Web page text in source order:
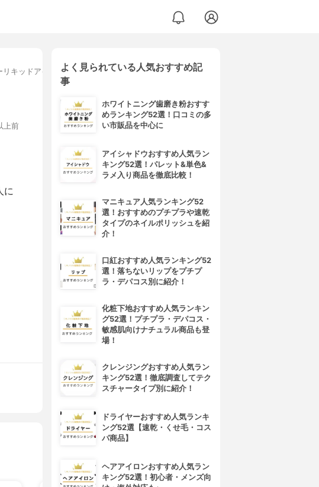
キッドアイライナーWP
上前
に
よく見られている人気おすすめ記
事
ホワイトニング歯磨き粉おすす
めランキング52選！口コミの多
い市販品を中心に
アイシャドウおすすめ人気ラン
キング52選！パレット&単色&
ラメ入り商品を徹底比較！
マニキュア人気ランキング52
選！おすすめのプチプラや速乾
タイプのネイルポリッシュを紹
介！
口紅おすすめ人気ランキング52
選！落ちないリップをプチプ
ラ・デパコス別に紹介！
化粧下地おすすめ人気ランキン
グ52選！プチプラ・デパコス・
敏感肌向けナチュラル商品も登
場！
クレンジングおすすめ人気ラン
キング52選！徹底調査してテク
スチャータイプ別に紹介！
ドライヤーおすすめ人気ランキ
ング52選【速乾・くせ毛・コス
パ商品】
ヘアアイロンおすすめ人気ラン
キング52選！初心者・メンズ向